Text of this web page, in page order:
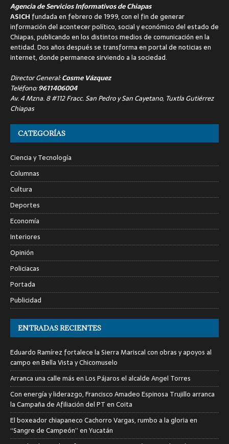
Agencia de Servicios Informativos de Chiapas
ASICH fundada en febrero de 1999, con el fin de generar
información del acontecer político, social y económico del estado de
Chiapas, publicando en los distintos medios de comunicación en la
entidad. Dos años después se transforma en portal de noticias en
internet, donde permanece sirviendo a la sociedad.
Director General:Cosme Vázquez
Teléfono:9611406004
Av. 4 Mzna. 8 #112 Fracc. San Pedro y San Cayetano, Tuxtla Gutiérrez
Chiapas
CATEGORÍAS
Ciencia y Tecnología
Columnas
Cultura
Deportes
Economía
Interiores
Opinión
Policiacas
Portada
Publicidad
ENTRADAS RECIENTES
Eduardo Ramírez fortalece la Sierra Mariscal con obras y apoyos al
campo en Bella Vista y Chicomuselo
Arranca una calle más en Los Pájaros el alcalde Angel Torres
Con energía y liderazgo, Francisco Amadeo Espinosa Trujillo arranca
la Campaña de Afiliación del PT en Coita
El boxeador chiapaneco Cachorro Vargas, rumbo a la gloria en
“Sangre de Campeón” en Yucatán